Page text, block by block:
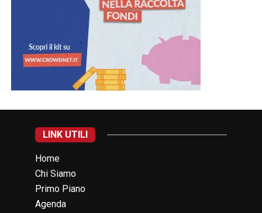
LINK UTILI
Home
Chi Siamo
Primo Piano
Agenda